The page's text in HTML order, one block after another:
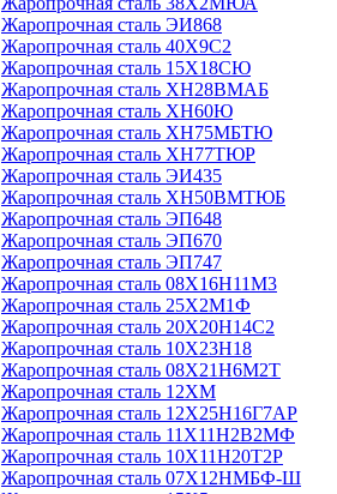
Жаропрочная сталь ЭИ868
Жаропрочная сталь 40Х9С2
Жаропрочная сталь 15Х18СЮ
Жаропрочная сталь ХН28ВМАБ
Жаропрочная сталь ХН60Ю
Жаропрочная сталь ХН75МБТЮ
Жаропрочная сталь ХН77ТЮР
Жаропрочная сталь ЭИ435
Жаропрочная сталь ХН50ВМТЮБ
Жаропрочная сталь ЭП648
Жаропрочная сталь ЭП670
Жаропрочная сталь ЭП747
Жаропрочная сталь 08Х16Н11М3
Жаропрочная сталь 25Х2М1Ф
Жаропрочная сталь 20Х20Н14С2
Жаропрочная сталь 10Х23Н18
Жаропрочная сталь 08Х21Н6М2Т
Жаропрочная сталь 12ХМ
Жаропрочная сталь 12Х25Н16Г7АР
Жаропрочная сталь 11Х11Н2В2МФ
Жаропрочная сталь 10Х11Н20Т2Р
Жаропрочная сталь 07Х12НМБФ-Ш